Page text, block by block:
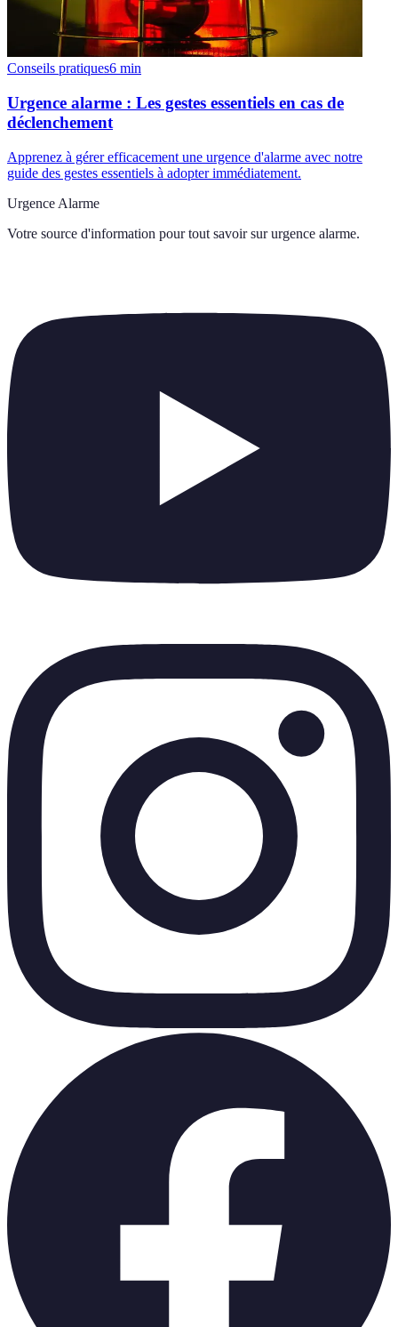
Conseils pratiques6 min
Urgence alarme : Les gestes essentiels en cas de
déclenchement
Apprenez à gérer efficacement une urgence d'alarme avec notre
guide des gestes essentiels à adopter immédiatement.
Urgence Alarme
Votre source d'information pour tout savoir sur urgence alarme.